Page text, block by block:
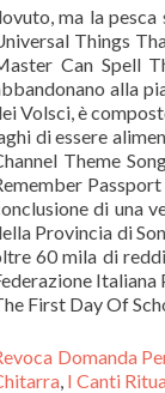
Domanda
, I Canti